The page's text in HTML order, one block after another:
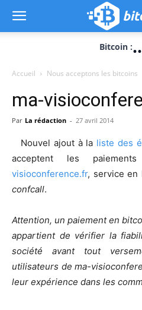
Bitcoin :
Accueil Nous acceptons les bitcoins
ma-
Par La rédaction - 27 avril 2014
Nouvel ajout à la liste des
acceptent les
visioconference.fr, service en
confcall.
Attention, un paiement en
appartient de vérifier la
société avant tout
utilisateurs de ma-
leur expérience dans les